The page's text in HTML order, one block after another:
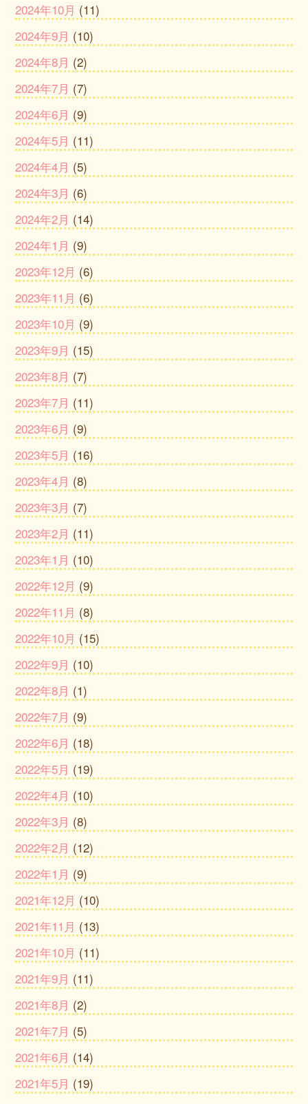
2024年10月 (11)
2024年9月 (10)
2024年8月 (2)
2024年7月 (7)
2024年6月 (9)
2024年5月 (11)
2024年4月 (5)
2024年3月 (6)
2024年2月 (14)
2024年1月 (9)
2023年12月 (6)
2023年11月 (6)
2023年10月 (9)
2023年9月 (15)
2023年8月 (7)
2023年7月 (11)
2023年6月 (9)
2023年5月 (16)
2023年4月 (8)
2023年3月 (7)
2023年2月 (11)
2023年1月 (10)
2022年12月 (9)
2022年11月 (8)
2022年10月 (15)
2022年9月 (10)
2022年8月 (1)
2022年7月 (9)
2022年6月 (18)
2022年5月 (19)
2022年4月 (10)
2022年3月 (8)
2022年2月 (12)
2022年1月 (9)
2021年12月 (10)
2021年11月 (13)
2021年10月 (11)
2021年9月 (11)
2021年8月 (2)
2021年7月 (5)
2021年6月 (14)
2021年5月 (19)